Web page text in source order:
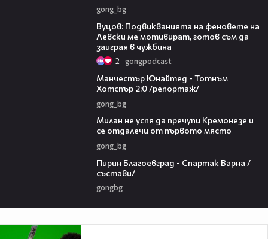
gong_bg
Вуцов: Подвикванията на феновете на
Левски ме мотивират, готов съм да
заиграя в чужбина
2 gongpodcast
Манчестър Юнайтед - Тотнъм
Хотспър 2:0 /репортаж/
gong_bg
Милан не успя да пречупи Кремонезе и
се отдалечи от първото място
gong_bg
Пирин Благоевград - Спартак Варна /
състави/
gongbg